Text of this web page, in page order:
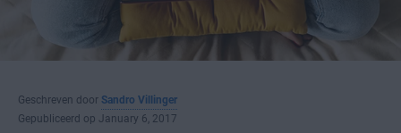
Geschreven door Sandro Villinger
Gepubliceerd op January 6, 2017